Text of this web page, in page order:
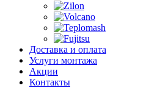
Доставка и оплата
Услуги монтажа
Акции
Контакты